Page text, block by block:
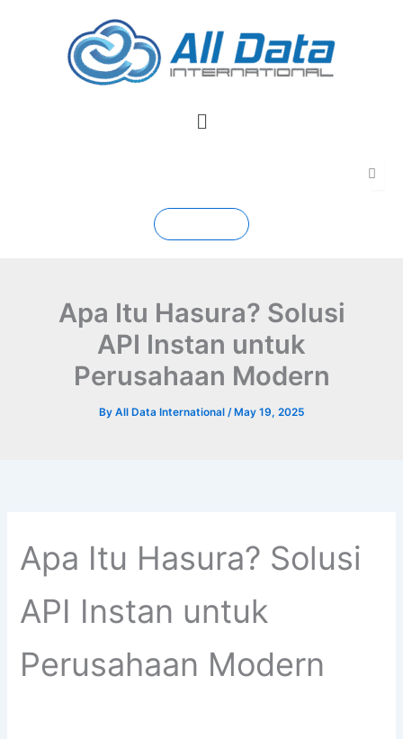
Menu
Apa Itu Hasura? Solusi
API Instan untuk
Perusahaan Modern
By All Data International / May 19, 2025
Apa Itu Hasura? Solusi
API Instan untuk
Perusahaan Modern